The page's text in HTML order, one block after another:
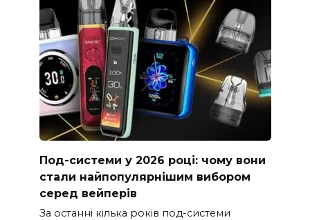
Под-системи у 2026 році: чому вони
стали найпопулярнішим вибором
серед вейперів
За останні кілька років под-системи